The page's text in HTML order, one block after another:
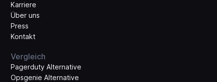
Karriere
Über uns
Press
Kontakt
Vergleich
Pagerduty Alternative
Opsgenie Alternative